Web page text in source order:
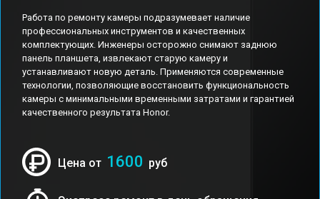
Работа по ремонту камеры подразумевает наличие
профессиональных инструментов и качественных
комплектующих. Инженеры осторожно снимают заднюю
панель планшета, извлекают старую камеру и
устанавливают новую деталь. Применяются современные
технологии, позволяющие восстановить функциональность
камеры с минимальными временными затратами и гарантией
качественного результата Honor.
Цена от 1600 руб